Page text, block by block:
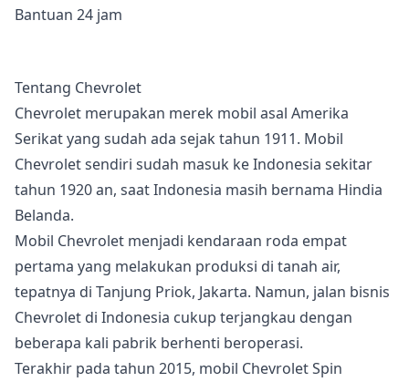
Bantuan 24 jam
Tentang Chevrolet
Chevrolet merupakan merek mobil asal Amerika
Serikat yang sudah ada sejak tahun 1911. Mobil
Chevrolet sendiri sudah masuk ke Indonesia sekitar
tahun 1920 an, saat Indonesia masih bernama Hindia
Belanda.
Mobil Chevrolet menjadi kendaraan roda empat
pertama yang melakukan produksi di tanah air,
tepatnya di Tanjung Priok, Jakarta. Namun, jalan bisnis
Chevrolet di Indonesia cukup terjangkau dengan
beberapa kali pabrik berhenti beroperasi.
Terakhir pada tahun 2015, mobil Chevrolet Spin